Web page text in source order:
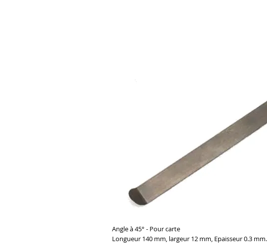
Angle à 45° - Pour carte
Longueur 140 mm, largeur 12 mm, Epaisseur 0.3 mm.